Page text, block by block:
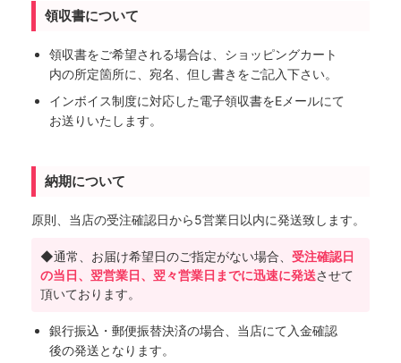
領収書について
領収書をご希望される場合は、ショッピングカート
内の所定箇所に、宛名、但し書きをご記入下さい。
インボイス制度に対応した電子領収書をEメールにて
お送りいたします。
納期について
原則、当店の受注確認日から5営業日以内に発送致します。
◆通常、お届け希望日のご指定がない場合、 受注確認日
の当日、翌営業日、翌々営業日までに迅速に発送させて
頂いております。
銀行振込・郵便振替決済の場合、当店にて入金確認
後の発送となります。